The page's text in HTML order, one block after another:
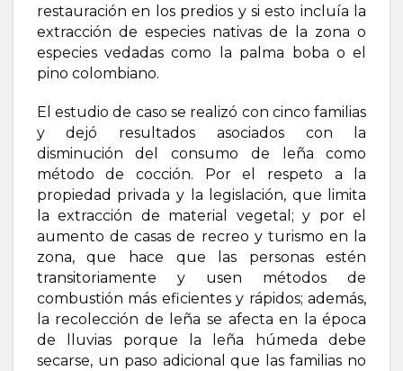
restauración en los predios y si esto incluía la
extracción de especies nativas de la zona o
especies vedadas como la palma boba o el
pino colombiano.
El estudio de caso se realizó con cinco familias
y dejó resultados asociados con la
disminución del consumo de leña como
método de cocción. Por el respeto a la
propiedad privada y la legislación, que limita
la extracción de material vegetal; y por el
aumento de casas de recreo y turismo en la
zona, que hace que las personas estén
transitoriamente y usen métodos de
combustión más eficientes y rápidos; además,
la recolección de leña se afecta en la época
de lluvias porque la leña húmeda debe
secarse, un paso adicional que las familias no